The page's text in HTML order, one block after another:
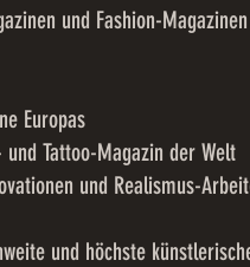
und Fashion-
Europas
Tattoo-Magazin der Welt
und Realismus-
und höchste